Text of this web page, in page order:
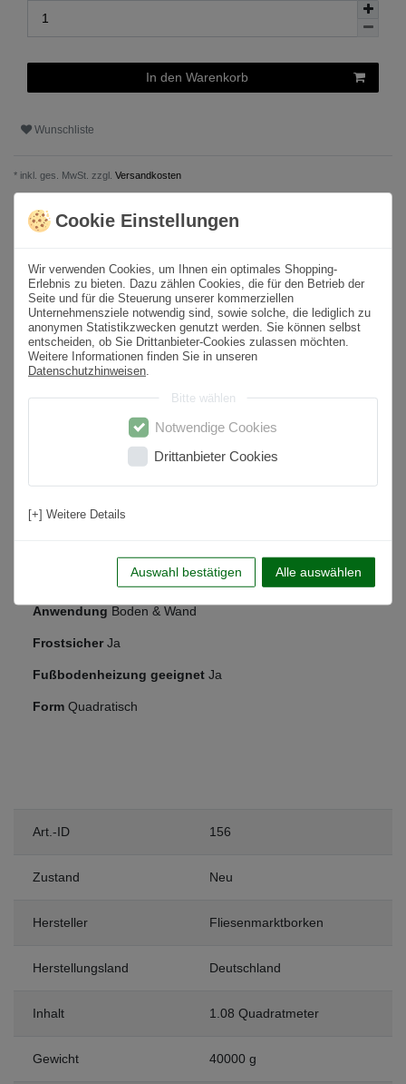
In den Warenkorb
Wunschliste
* inkl. ges. MwSt. zzgl. Versandkosten
Produktbeschreibung
Format 60x60 cm
Stärke / Höhe (mm) 12
Paketinhalt 1,08m² /3St.
Sortierung 1. Wahl
Oberfläche Poliert
Natursteinoptik
Schwarz
Nutzungsbereich Wohnbereich, Küche, Badezimmer, Flur,
Anwendung Boden & Wand
Frostsicher Ja
Fußbodenheizung geeignet Ja
Form Quadratisch
Art.-ID 156
Zustand Neu
Hersteller Fliesenmarktborken
Herstellungsland Deutschland
Inhalt 1.08 Quadratmeter
Gewicht 40000 g
Cookie Einstellungen
Wir verwenden Cookies, um Ihnen ein optimales Shopping-
Erlebnis zu bieten. Dazu zählen Cookies, die für den Betrieb der
Seite und für die Steuerung unserer kommerziellen
Unternehmensziele notwendig sind, sowie solche, die lediglich zu
anonymen Statistikzwecken genutzt werden. Sie können selbst
entscheiden, ob Sie Drittanbieter-Cookies zulassen möchten.
Weitere Informationen finden Sie in unseren
Datenschutzhinweisen
Bitte wählen
Notwendige Cookies
Drittanbieter Cookies
[+] Weitere Details
Auswahl bestätigen Alle auswählen